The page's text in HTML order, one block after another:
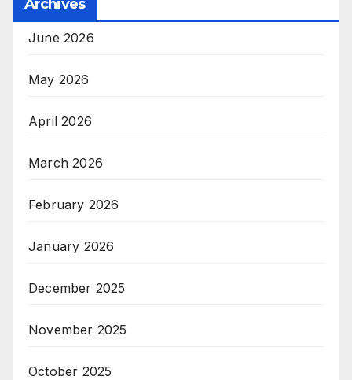
Archives
June 2026
May 2026
April 2026
March 2026
February 2026
January 2026
December 2025
November 2025
October 2025